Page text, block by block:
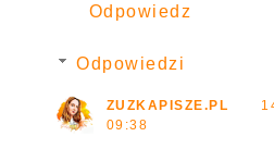
Odpowiedz
Odpowiedzi
ZUZKAPISZE.PL
09:38